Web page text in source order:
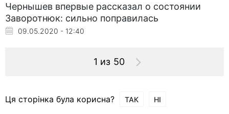
Чернышев впервые рассказал о состоянии
Заворотнюк: сильно поправилась
09.05.2020 - 12:40
1 из 50
Ця сторінка була корисна? ТАК НІ